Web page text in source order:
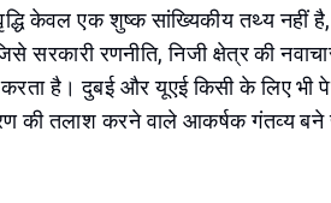
केवल एक शुष्क सांख्यिकीय तथ्य नहीं
सरकारी रणनीति, निजी क्षेत्र की
करता है। दुबई और यूएई किसी के लिए भी
की तलाश करने वाले आकर्षक गंतव्य